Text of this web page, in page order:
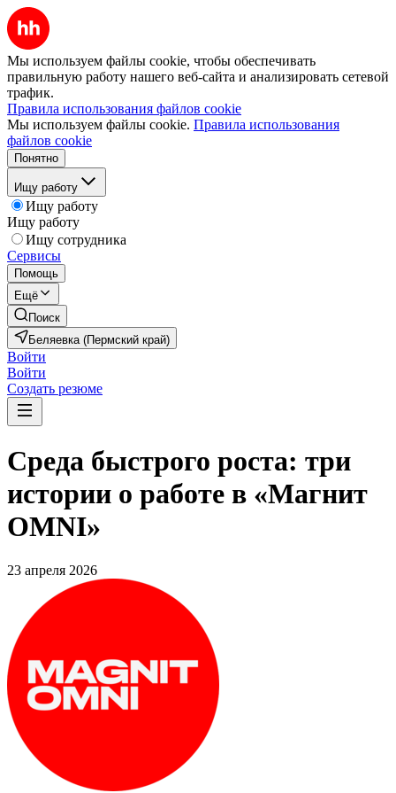
Мы используем файлы cookie, чтобы обеспечивать
правильную работу нашего веб-сайта и анализировать сетевой
трафик.
Правила использования файлов cookie
Мы используем файлы cookie. Правила использования
файлов cookie
Понятно
Ищу работу
Ищу работу
Ищу работу
Ищу сотрудника
Сервисы
Помощь
Ещё
Поиск
Беляевка (Пермский край)
Войти
Войти
Создать резюме
Среда быстрого роста: три
истории о работе в «Магнит
OMNI»
23 апреля 2026